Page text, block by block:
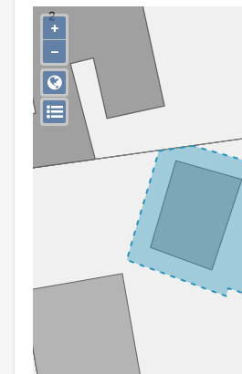
Aanmelden
+
−